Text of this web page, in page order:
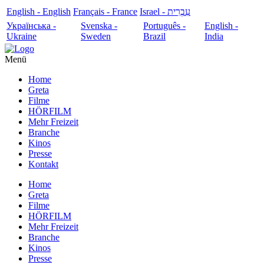
English - English Français - France
עִבְרִית - Israel
Українська -
Ukraine
Svenska -
Sweden
Português -
Brazil
English -
India
Menü
Home
Greta
Filme
HÖRFILM
Mehr Freizeit
Branche
Kinos
Presse
Kontakt
Home
Greta
Filme
HÖRFILM
Mehr Freizeit
Branche
Kinos
Presse